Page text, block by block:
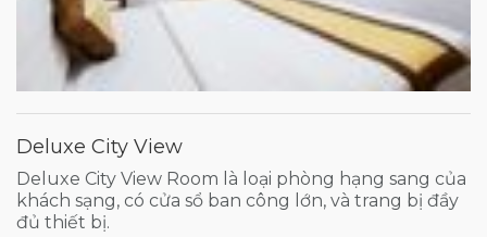
Deluxe City View
Deluxe City View Room là loại phòng hạng sang của
khách sạng, có cửa sổ ban công lớn, và trang bị đầy
đủ thiết bị.